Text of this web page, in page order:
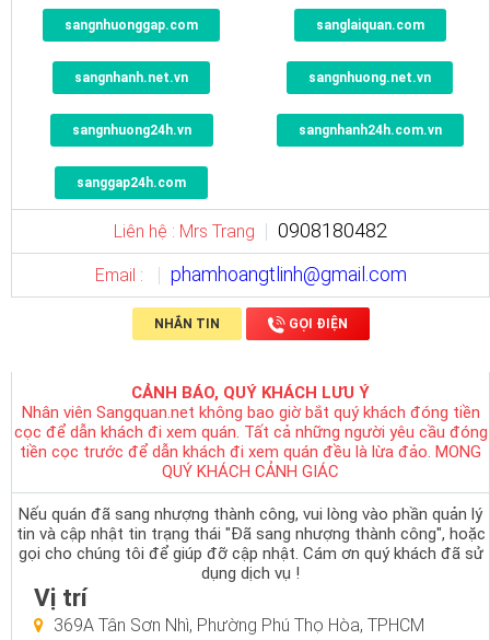
sangnhuonggap.com sanglaiquan.com
sangnhanh.net.vn sangnhuong.net.vn
sangnhuong24h.vn sangnhanh24h.com.vn
sanggap24h.com
Liên hệ : Mrs Trang 0908180482
Email : phamhoangtlinh@gmail.com
NHẮN TIN GỌI ĐIỆN
CẢNH BÁO, QUÝ KHÁCH LƯU Ý
Nhân viên Sangquan.net không bao giờ bắt quý khách đóng tiền
cọc để dẫn khách đi xem quán. Tất cả những người yêu cầu đóng
tiền cọc trước để dẫn khách đi xem quán đều là lừa đảo. MONG
QUÝ KHÁCH CẢNH GIÁC
Nếu quán đã sang nhượng thành công, vui lòng vào phần quản lý
tin và cập nhật tin trạng thái "Đã sang nhượng thành công", hoặc
gọi cho chúng tôi để giúp đỡ cập nhật. Cám ơn quý khách đã sử
dụng dịch vụ !
Vị trí
369A Tân Sơn Nhì, Phường Phú Thọ Hòa, TPHCM